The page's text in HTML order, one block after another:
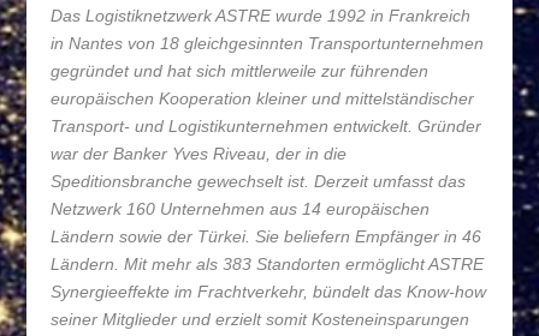
Das Logistiknetzwerk ASTRE wurde 1992 in Frankreich
in Nantes von 18 gleichgesinnten Transportunternehmen
gegründet und hat sich mittlerweile zur führenden
europäischen Kooperation kleiner und mittelständischer
Transport- und Logistikunternehmen entwickelt. Gründer
war der Banker Yves Riveau, der in die
Speditionsbranche gewechselt ist. Derzeit umfasst das
Netzwerk 160 Unternehmen aus 14 europäischen
Ländern sowie der Türkei. Sie beliefern Empfänger in 46
Ländern. Mit mehr als 383 Standorten ermöglicht ASTRE
Synergieeffekte im Frachtverkehr, bündelt das Know-how
seiner Mitglieder und erzielt somit Kosteneinsparungen